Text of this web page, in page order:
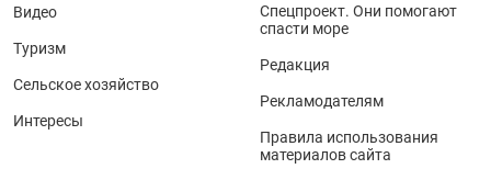
Видео
Туризм
Сельское хозяйство
Интересы
Спецпроект. Они помогают
спасти море
Редакция
Рекламодателям
Правила использования
материалов сайта